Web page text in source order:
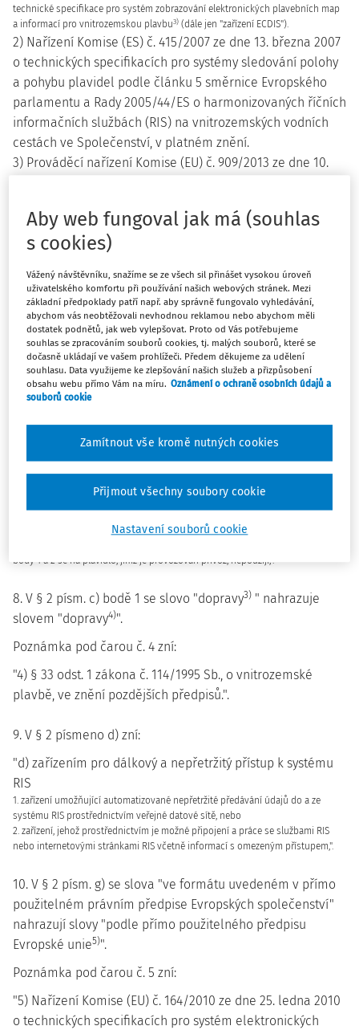
technické specifikace pro systém zobrazování elektronických plavebních map
a informací pro vnitrozemskou plavbu3) (dále jen "zařízení ECDIS").
2) Nařízení Komise (ES) č. 415/2007 ze dne 13. března 2007
o technických specifikacích pro systémy sledování polohy
a pohybu plavidel podle článku 5 směrnice Evropského
parlamentu a Rady 2005/44/ES o harmonizovaných říčních
informačních službách (RIS) na vnitrozemských vodních
cestách ve Společenství, v platném znění.
3) Prováděcí nařízení Komise (EU) č. 909/2013 ze dne 10.
pro vnitrozemskou plavbu (vnitrozemský ECDIS) podle
směrnice Evropského parlamentu a Rady 2005/44/ES.".
5. V § 2 písm. a) se slova "překladiště, přístaviště, přístavu"
nahrazují slovy "přístavu, přístaviště, překladiště, vývaziště,
kotviště".
6. V § 2 se na konci textu písmene a) doplňují slova " ,
nepokračuje-li plavidlo v dosud neukončené plavbě".
7. V § 2 písmeno b) zní:
"b) ukončením plavby okamžik připlutí do
vykládky nebo místa dodání zboží, nebude-li plavidlo pokračovat v plavbě
stejným směrem v nejbližších 8 hodinách,
3. místa stání, přístavu nebo přístaviště, jde-li o plavidlo, jímž je provozován
body 1 a 2 se na plavidlo, jímž je provozován přívoz, nepoužijí,".
8. V § 2 písm. c) bodě 1 se slovo "dopravy3) " nahrazuje
slovem "dopravy4)".
Poznámka pod čarou č. 4 zní:
"4) § 33 odst. 1 zákona č. 114/1995 Sb., o vnitrozemské
plavbě, ve znění pozdějších předpisů.".
9. V § 2 písmeno d) zní:
"d) zařízením pro dálkový a nepřetržitý přístup k systému
RIS
1. zařízení umožňující automatizované nepřetržité předávání údajů do a ze
systému RIS prostřednictvím veřejné datové sítě, nebo
2. zařízení, jehož prostřednictvím je možné připojení a práce se službami RIS
nebo internetovými stránkami RIS včetně informací s omezeným přístupem,".
10. V § 2 písm. g) se slova "ve formátu uvedeném v přímo
použitelném právním předpise Evropských společenství"
nahrazují slovy "podle přímo použitelného předpisu
Evropské unie5)".
Poznámka pod čarou č. 5 zní:
"5) Nařízení Komise (EU) č. 164/2010 ze dne 25. ledna 2010
o technických specifikacích pro systém elektronických
Aby web fungoval jak má (souhlas
s cookies)
Vážený návštěvníku, snažíme se ze všech sil přinášet vysokou úroveň
uživatelského komfortu při používání našich webových stránek. Mezi
základní předpoklady patří např. aby správně fungovalo vyhledávání,
abychom vás neobtěžovali nevhodnou reklamou nebo abychom měli
dostatek podnětů, jak web vylepšovat. Proto od Vás potřebujeme
souhlas se zpracováním souborů cookies, tj. malých souborů, které se
dočasně ukládají ve vašem prohlížeči. Předem děkujeme za udělení
souhlasu. Data využijeme ke zlepšování našich služeb a přizpůsobení
obsahu webu přímo Vám na míru. Oznámení o ochraně osobních údajů a
souborů cookie
Nastavení souborů cookie
Zamítnout vše kromě nutných cookies
Přijmout všechny soubory cookie